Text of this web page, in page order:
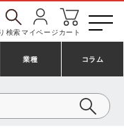
検索マイページ カート
業種 コラム